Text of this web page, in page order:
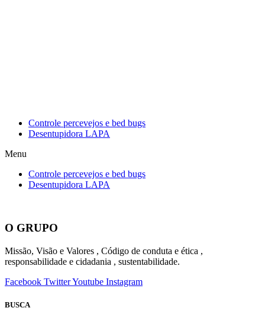
O GRUPO
Missão, Visão e Valores , Código de conduta e ética ,
responsabilidade e cidadania , sustentabilidade.
Facebook TwitterYoutube Instagram
Mapa do Site
Empresa
Sua Residência